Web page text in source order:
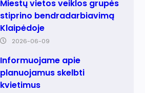
Miestų vietos veiklos grupės
stiprino bendradarbiavimą
Klaipėdoje
2026-06-09
Informuojame apie
planuojamus skelbti
kvietimus